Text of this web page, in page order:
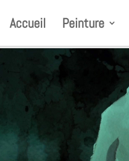
Accueil Peinture